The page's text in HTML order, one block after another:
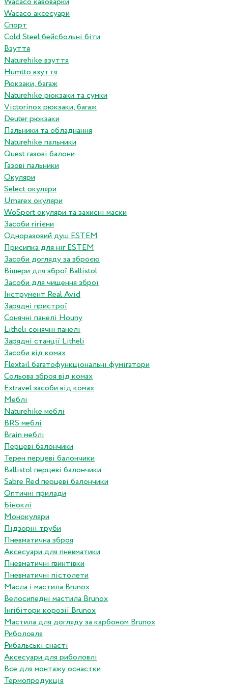
Wacaco аксесуари
Спорт
Cold Steel бейсбольні біти
Взуття
Naturehike взуття
Humtto взуття
Рюкзаки, багаж
Naturehike рюкзаки та сумки
Victorinox рюкзаки, багаж
Deuter рюкзаки
Пальники та обладнання
Naturehike пальники
Quest газові балони
Газові пальники
Окуляри
Select окуляри
Umarex окуляри
WoSport окуляри та захисні маски
Засоби гігієни
Одноразовий душ ESTEM
Присипка для ніг ESTEM
Засоби догляду за зброєю
Вішери для зброї Ballistol
Засоби для чищення зброї
Інструмент Real Avid
Зарядні пристрої
Сонячні панелі Houny
Litheli сонячні панелі
Зарядні станції Litheli
Засоби від комах
Flextail багатофункціональні фумігатори
Сольова зброя від комах
Extravel засоби від комах
Меблі
Naturehike меблі
BRS меблі
Brain меблі
Перцеві балончики
Терен перцеві балончики
Ballistol перцеві балончики
Sabre Red перцеві балончики
Оптичні прилади
Біноклі
Монокуляри
Підзорні труби
Пневматична зброя
Аксесуари для пневматики
Пневматичні гвинтівки
Пневматичні пістолети
Масла і мастила Brunox
Велосипедні мастила Brunox
Інгібітори корозії Brunox
Мастила для догляду за карбоном Brunox
Риболовля
Рибальські снасті
Аксесуари для риболовлі
Все для монтажу оснастки
Термопродукція